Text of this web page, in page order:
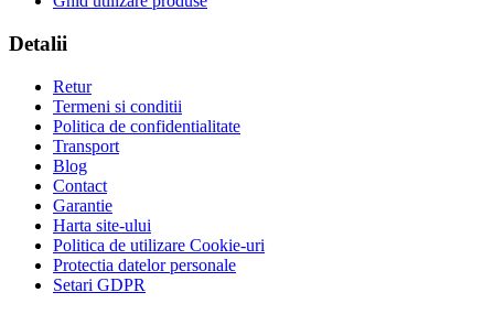
Detalii
Retur
Termeni si conditii
Politica de confidentialitate
Transport
Blog
Contact
Garantie
Harta site-ului
Politica de utilizare Cookie-uri
Protectia datelor personale
Setari GDPR